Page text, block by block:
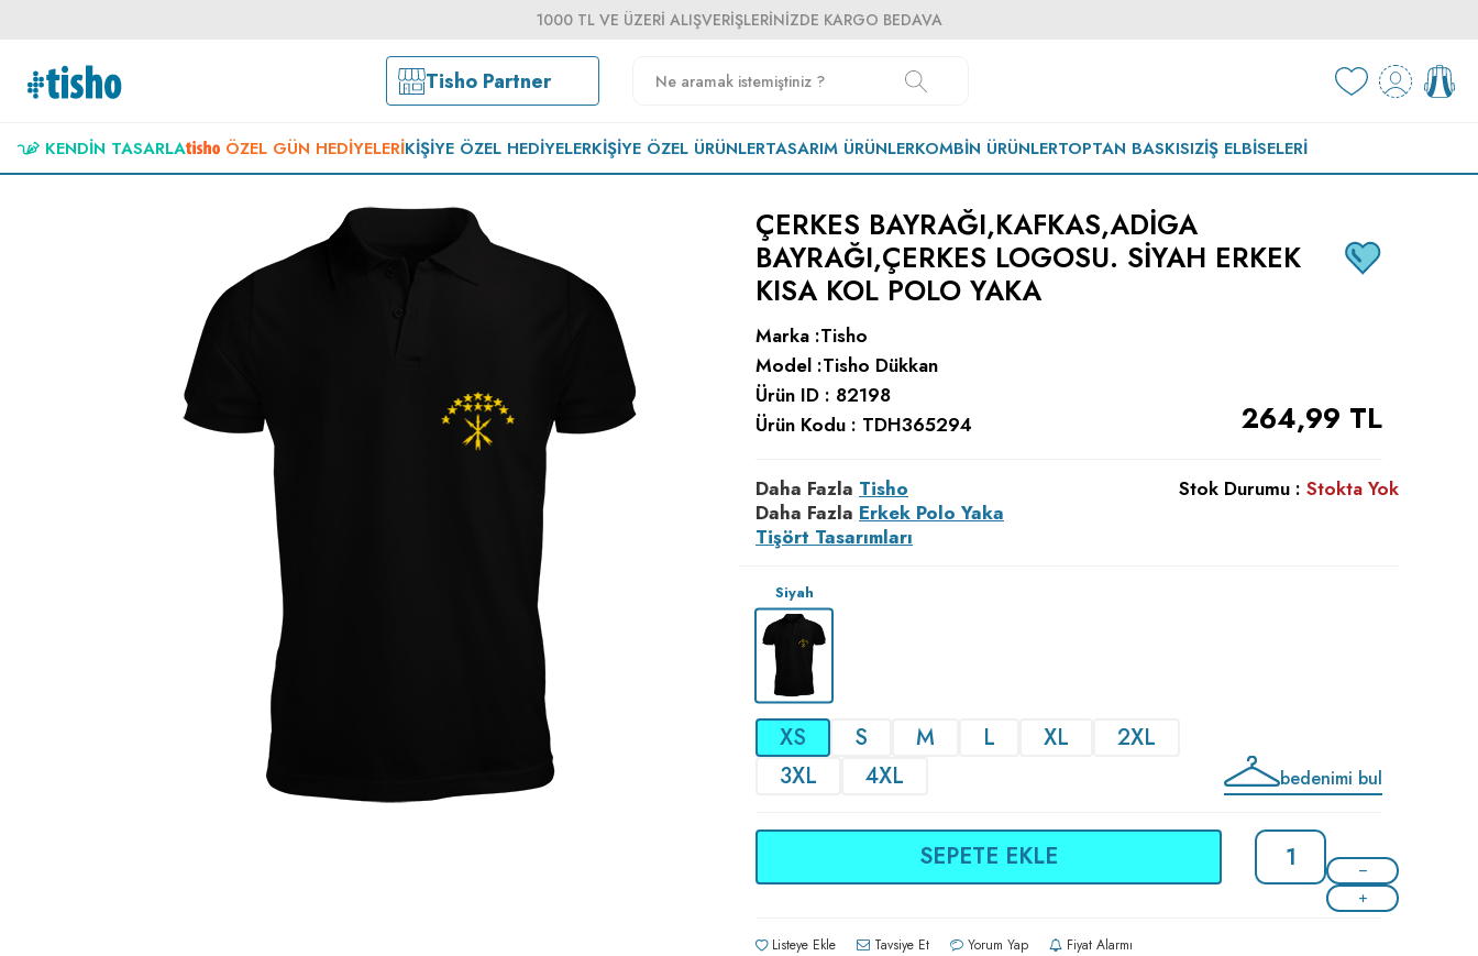
1000 TL VE ÜZERI ALIŞVERIŞLERINIZDE KARGO BEDAVA
Tisho Partner
KENDIN TASARLA ÖZEL GÜN HEDIYELERIKIŞIYE ÖZEL HEDIYELERKIŞIYE ÖZEL ÜRÜNLERTASARIM ÜRÜNLERKOMBIN ÜRÜNLERTOPTAN BASKISIZİŞ ELBISELERI
ÇERKES BAYRAĞI,KAFKAS,ADIGA
BAYRAĞI,ÇERKES LOGOSU. SIYAH ERKEK
KISA KOL POLO YAKA
Marka :Tisho
Model :Tisho Dükkan
Ürün ID : 82198
Ürün Kodu : TDH365294 264,99 TL
Daha Fazla Tisho
Daha Fazla Erkek Polo Yaka
Tişört Tasarımları
Stok Durumu : Stokta Yok
Siyah
XS S M L XL
2XL
3XL
4XL bedenimi bul
SEPETE EKLE
Listeye Ekle Tavsiye Et Yorum Yap Fiyat Alarmı